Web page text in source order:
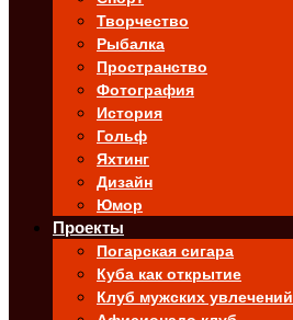
Творчество
Рыбалка
Пространство
Фотография
История
Гольф
Яхтинг
Дизайн
Юмор
Проекты
Погарская сигара
Куба как открытие
Клуб мужских увлечений